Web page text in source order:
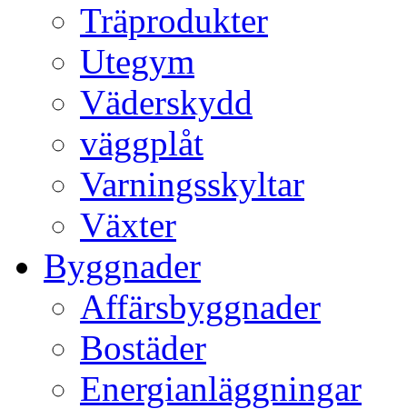
Träprodukter
Utegym
Väderskydd
väggplåt
Varningsskyltar
Växter
Byggnader
Affärsbyggnader
Bostäder
Energianläggningar